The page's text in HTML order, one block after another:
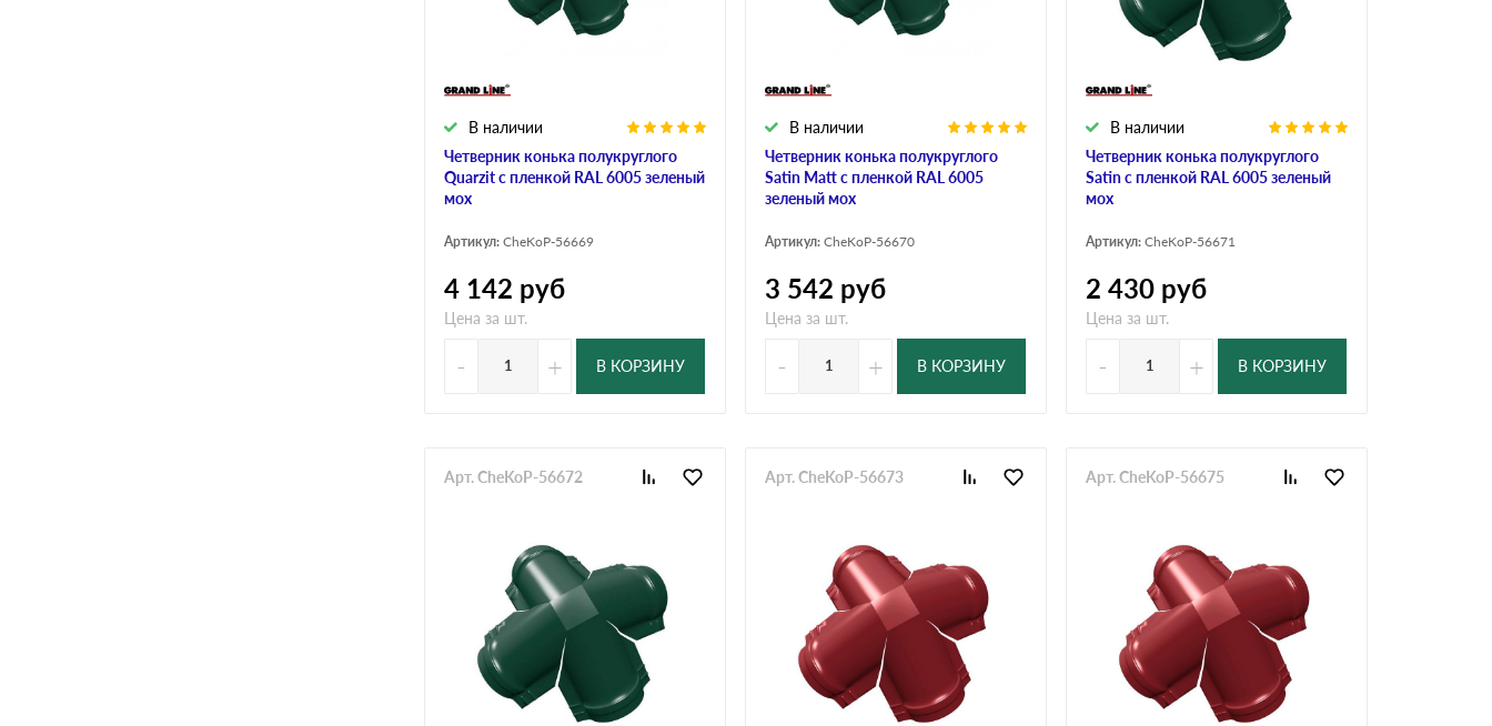
Четверник конька полукруглого
Quarzit с пленкой RAL 6005 зеленый
мох
В наличии
Артикул: CheKoP-56669
4 142 руб
Цена за шт.
- + В КОРЗИНУ
Четверник конька полукруглого
Satin Мatt с пленкой RAL 6005
зеленый мох
В наличии
Артикул: CheKoP-56670
3 542 руб
Цена за шт.
- + В КОРЗИНУ
Четверник конька полукруглого
Satin с пленкой RAL 6005 зеленый
мох
В наличии
Артикул: CheKoP-56671
2 430 руб
Цена за шт.
- + В КОРЗИНУ
Арт. CheKoP-56672 Арт. CheKoP-56673 Арт. CheKoP-56675